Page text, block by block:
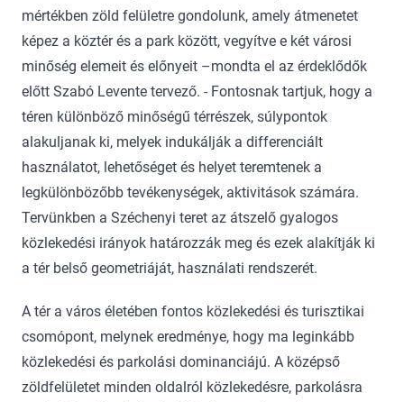
mértékben zöld felületre gondolunk, amely átmenetet
képez a köztér és a park között, vegyítve e két városi
minőség elemeit és előnyeit –mondta el az érdeklődők
előtt Szabó Levente tervező. - Fontosnak tartjuk, hogy a
téren különböző minőségű térrészek, súlypontok
alakuljanak ki, melyek indukálják a differenciált
használatot, lehetőséget és helyet teremtenek a
legkülönbözőbb tevékenységek, aktivitások számára.
Tervünkben a Széchenyi teret az átszelő gyalogos
közlekedési irányok határozzák meg és ezek alakítják ki
a tér belső geometriáját, használati rendszerét.
A tér a város életében fontos közlekedési és turisztikai
csomópont, melynek eredménye, hogy ma leginkább
közlekedési és parkolási dominanciájú. A középső
zöldfelületet minden oldalról közlekedésre, parkolásra